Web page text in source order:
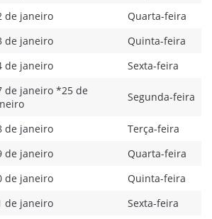
de janeiro
Quarta-feira
de janeiro
Quinta-feira
de janeiro Sexta-feira
de janeiro *25 de
Segunda-feira
de janeiro
Terça-feira
de janeiro
Quarta-feira
de janeiro
Quinta-feira
de janeiro Sexta-feira